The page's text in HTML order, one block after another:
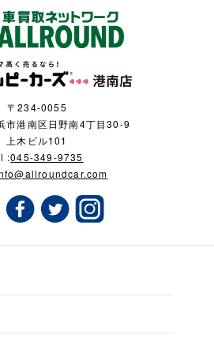
〒234-0055
市港南区日野南4丁目30-9
上木ビル101
:045-349-9735